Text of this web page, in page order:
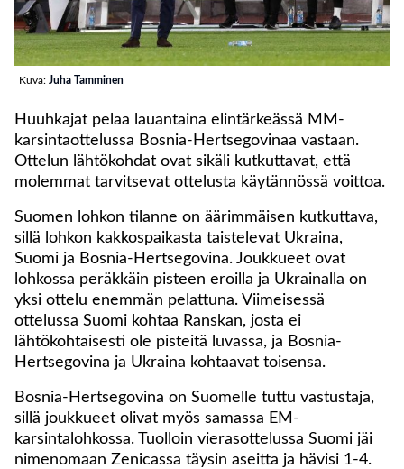
Kuva: Juha Tamminen
Huuhkajat pelaa lauantaina elintärkeässä MM-
karsintaottelussa Bosnia-Hertsegovinaa vastaan.
Ottelun lähtökohdat ovat sikäli kutkuttavat, että
molemmat tarvitsevat ottelusta käytännössä voittoa.
Suomen lohkon tilanne on äärimmäisen kutkuttava,
sillä lohkon kakkospaikasta taistelevat Ukraina,
Suomi ja Bosnia-Hertsegovina. Joukkueet ovat
lohkossa peräkkäin pisteen eroilla ja Ukrainalla on
yksi ottelu enemmän pelattuna. Viimeisessä
ottelussa Suomi kohtaa Ranskan, josta ei
lähtökohtaisesti ole pisteitä luvassa, ja Bosnia-
Hertsegovina ja Ukraina kohtaavat toisensa.
Bosnia-Hertsegovina on Suomelle tuttu vastustaja,
sillä joukkueet olivat myös samassa EM-
karsintalohkossa. Tuolloin vierasottelussa Suomi jäi
nimenomaan Zenicassa täysin aseitta ja hävisi 1-4.